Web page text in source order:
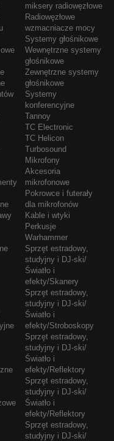
miksery radiowęzłowe
Radiowęzłowe
wzmacniacze mocy
Systemy głośnikowe
Wewnętrzne systemy
głośnikowe
Zewnętrzne systemy
głośnikowe
Systemy
konferencyjne
Tannoy
TC Electronic
TC Helicon
Turbosound
Mikrofony
Akcesoria
mikrofonowe
Pokrowce i futerały
dla mikrofonów
Kable i wtyki
Perkusje
Warhammer
Sprzęt estradowy,
studyjny i DJ-ski/
Światło i
efekty/Skanery
Sprzęt estradowy,
studyjny i DJ-ski/
Światło i
efekty/Stroboskopy
Sprzęt estradowy,
studyjny i DJ-ski/
Światło i
efekty/Reflektory
Sprzęt estradowy,
studyjny i DJ-ski/
Światło i
efekty/Reflektory
Sprzęt estradowy,
studyjny i DJ-ski/